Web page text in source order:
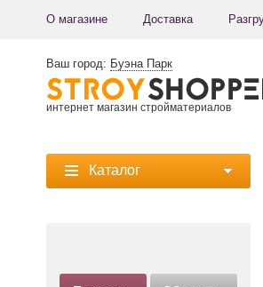
О магазине Доставка
Ваш город: Буэна Парк
интернет магазин стройматериалов
Каталог